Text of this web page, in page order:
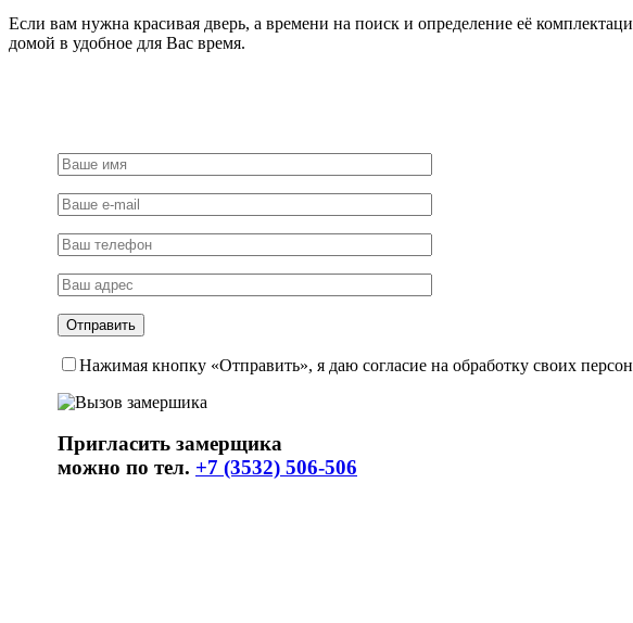
Если вам нужна красивая дверь, а времени на поиск и определение её
домой в удобное для Вас время.
Нажимая кнопку «Отправить», я даю согласие на обработку своих
Пригласить замерщика
можно по тел. +7 (3532) 506-506